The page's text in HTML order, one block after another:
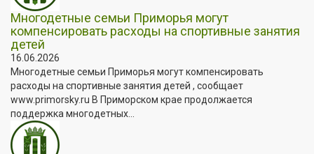
Многодетные семьи Приморья могут
компенсировать расходы на спортивные занятия
детей
16.06.2026
Многодетные семьи Приморья могут компенсировать
расходы на спортивные занятия детей , сообщает
www.primorsky.ru В Приморском крае продолжается
поддержка многодетных...